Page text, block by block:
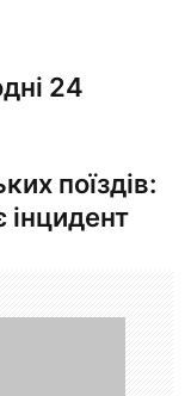
24
поїздів:
інцидент